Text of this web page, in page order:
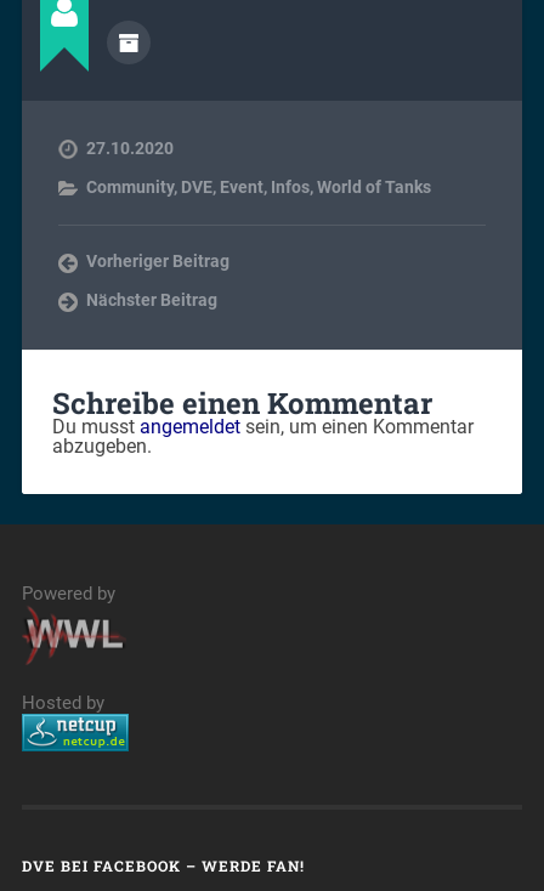
27.10.2020
Community, DVE, Event, Infos,World of Tanks
Vorheriger Beitrag
Nächster Beitrag
Schreibe einen Kommentar
Du musst angemeldetsein, um einen Kommentar
abzugeben.
Powered by
Hosted by
DVE BEI FACEBOOK – WERDE FAN!